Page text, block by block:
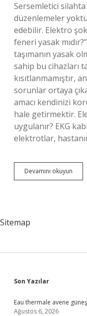
Sersemletici silahta
düzenlemeler
edebilir. Elektro şok
feneri yasak
taşımanın yasak
sahip bu cihazları
kısıtlanmamıştır,
sorunlar ortaya
amacı kendinizi
hale getirmektir.
uygulanır? EKG
elektrotlar,
Devamını okuyun
Elektro
Sitemap
Sidebar
Son Yazılar
Eau thermale avene
Ağustos 6, 2026